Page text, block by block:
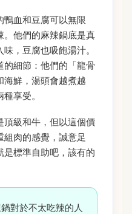
鴨血和豆腐可以無限
。他們的麻辣鍋底是真
，豆腐也吸飽湯汁。
的細節：他們的「龍骨
海鮮，湯頭會越煮越
享受。
頂級和牛，但以這個價
肉的感覺，誠意足
標準自助吧，該有的
對於不太吃辣的人